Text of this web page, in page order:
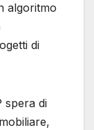
algoritmo
di
spera di